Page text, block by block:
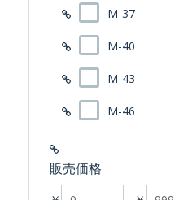
M-37
M-40
M-43
M-46
販売価格